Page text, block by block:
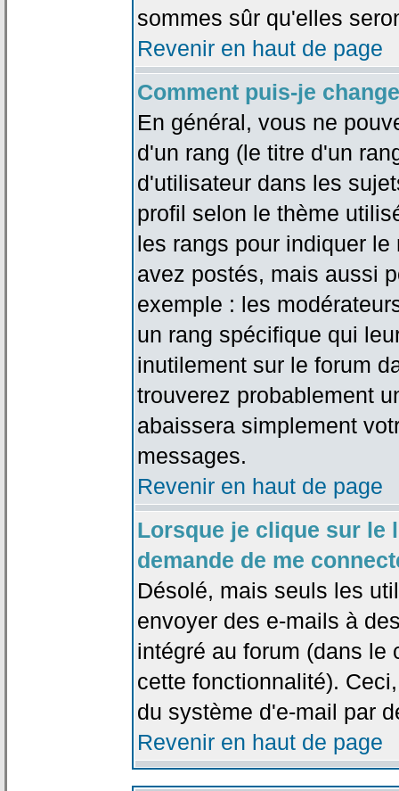
sommes sûr qu'elles
Revenir en haut de page
Comment puis-je
En général, vous ne
d'un rang (le titre d'un
d'utilisateur dans les
profil selon le thème
les rangs pour indiquer
avez postés, mais aussi
exemple : les
un rang spécifique qui
inutilement sur le forum
trouverez probablement
abaissera simplement
messages.
Revenir en haut de page
Lorsque je clique sur le
demande de me
Désolé, mais seuls les
envoyer des e-mails à
intégré au forum (dans le
cette fonctionnalité).
du système d'e-mail par
Revenir en haut de page